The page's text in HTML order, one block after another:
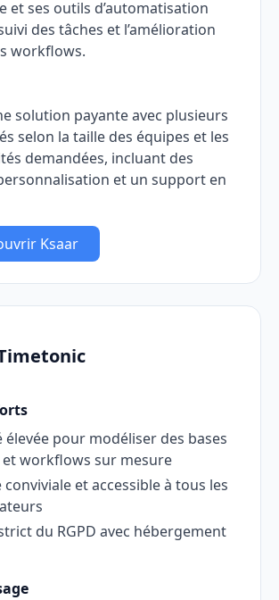
et ses outils d’automatisation
des tâches et l’amélioration
workflows.
solution payante avec plusieurs
selon la taille des équipes et les
demandées, incluant des
et un support en
Ksaar
élevée pour modéliser des bases
et workflows sur mesure
et accessible à tous les
du RGPD avec hébergement